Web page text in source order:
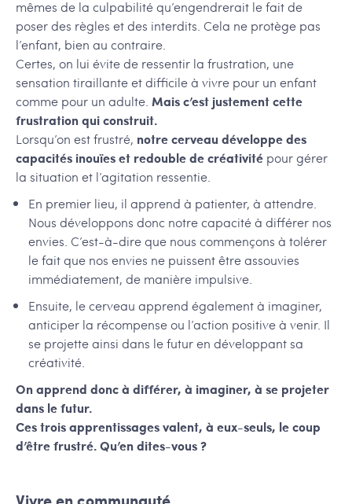
mêmes de la culpabilité qu’engendrerait le fait de
poser des règles et des interdits. Cela ne protège pas
l’enfant, bien au contraire.
Certes, on lui évite de ressentir la frustration, une
sensation tiraillante et difficile à vivre pour un enfant
comme pour un adulte. Mais c’est justement cette
frustration qui construit.
Lorsqu’on est frustré, notre cerveau développe des
capacités inouïes et redouble de créativité pour gérer
la situation et l’agitation ressentie.
En premier lieu, il apprend à patienter, à attendre.
Nous développons donc notre capacité à différer nos
envies. C’est-à-dire que nous commençons à tolérer
le fait que nos envies ne puissent être assouvies
immédiatement, de manière impulsive.
Ensuite, le cerveau apprend également à imaginer,
anticiper la récompense ou l’action positive à venir. Il
se projette ainsi dans le futur en développant sa
créativité.
On apprend donc à différer, à imaginer, à se projeter
dans le futur.
Ces trois apprentissages valent, à eux-seuls, le coup
d’être frustré. Qu’en dites-vous ?